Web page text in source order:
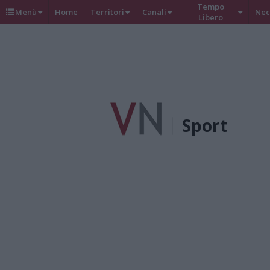
Menù Home Territori Canali
Tempo
Libero
Sport